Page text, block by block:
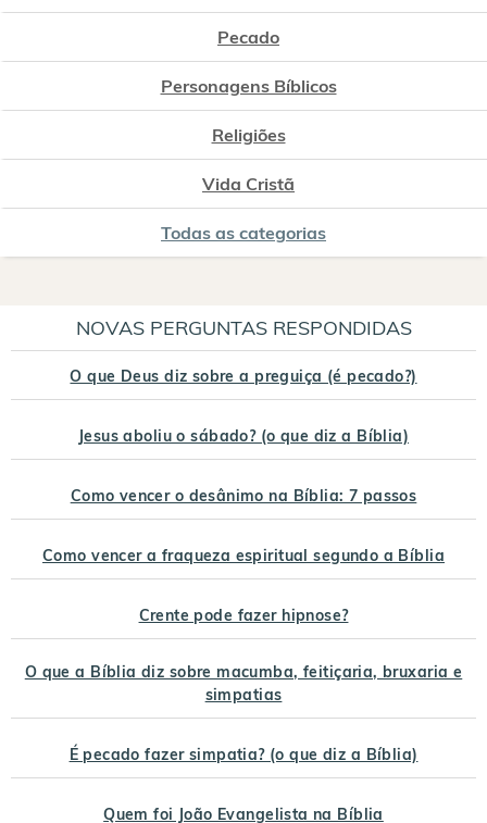
Pecado
Personagens Bíblicos
Religiões
Vida Cristã
Todas as categorias
NOVAS PERGUNTAS RESPONDIDAS
O que Deus diz sobre a preguiça (é pecado?)
Jesus aboliu o sábado? (o que diz a Bíblia)
Como vencer o desânimo na Bíblia: 7 passos
Como vencer a fraqueza espiritual segundo a Bíblia
Crente pode fazer hipnose?
O que a Bíblia diz sobre macumba, feitiçaria, bruxaria e
simpatias
É pecado fazer simpatia? (o que diz a Bíblia)
Quem foi João Evangelista na Bíblia